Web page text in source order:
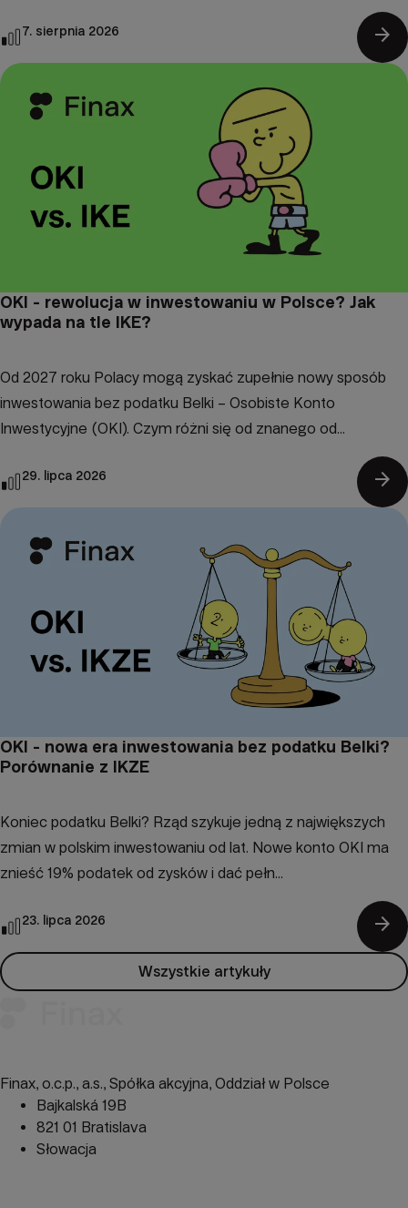
7. sierpnia 2026 arrow_forward
OKI - rewolucja w inwestowaniu w Polsce? Jak
wypada na tle IKE?
Od 2027 roku Polacy mogą zyskać zupełnie nowy sposób
inwestowania bez podatku Belki – Osobiste Konto
Inwestycyjne (OKI). Czym różni się od znanego od...
29. lipca 2026 arrow_forward
OKI - nowa era inwestowania bez podatku Belki?
Porównanie z IKZE
Koniec podatku Belki? Rząd szykuje jedną z największych
zmian w polskim inwestowaniu od lat. Nowe konto OKI ma
znieść 19% podatek od zysków i dać pełn...
23. lipca 2026 arrow_forward
Wszystkie artykuły
Finax, o.c.p., a.s., Spółka akcyjna, Oddział w Polsce
Bajkalská 19B
821 01 Bratislava
Słowacja